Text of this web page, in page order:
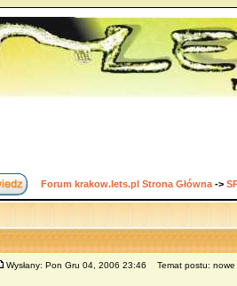
Forum krakow.lets.pl Strona Główna ->
Wysłany: Pon Gru 04, 2006 23:46 Temat postu: nowe